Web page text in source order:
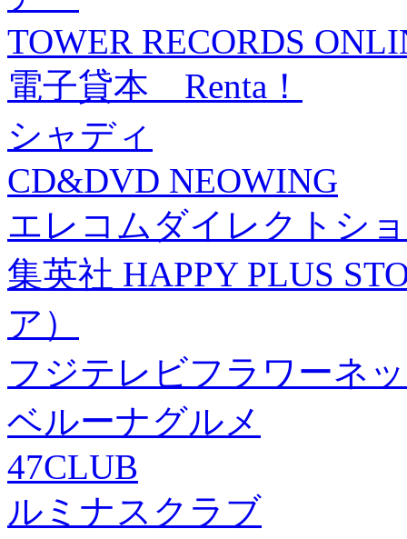
TOWER RECORDS
電子貸本 Renta！
シャディ
CD&DVD NEOWING
エレコムダイレクトシ
集英社 HAPPY PLUS
ア）
フジテレビフラワーネ
ベルーナグルメ
47CLUB
ルミナスクラブ